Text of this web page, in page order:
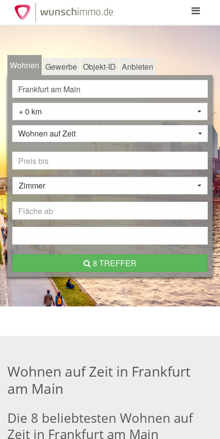
Toggle
Wohnen Gewerbe Objekt-ID Anbieten
+ 0 km
Wohnen auf Zeit
Zimmer
8 TREFFER
Wohnen auf Zeit in Frankfurt
am Main
Die 8 beliebtesten Wohnen auf
Zeit in Frankfurt am Main